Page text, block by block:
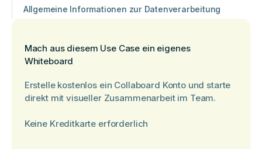
Allgemeine Informationen zur Datenverarbeitung
Mach aus diesem Use Case ein eigenes
Whiteboard
Erstelle kostenlos ein Collaboard Konto und starte
direkt mit visueller Zusammenarbeit im Team.
Keine Kreditkarte erforderlich